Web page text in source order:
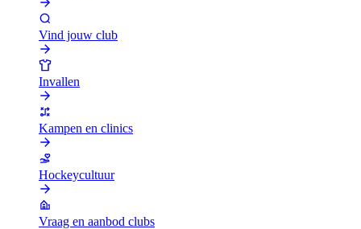
Vind jouw club
Invallen
Kampen en clinics
Hockeycultuur
Vraag en aanbod clubs